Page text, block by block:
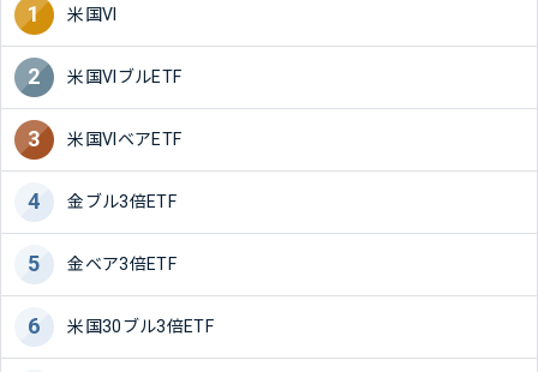
米国VI
米国VIブルETF
米国VIベアETF
金ブル3倍ETF
金ベア3倍ETF
米国30ブル3倍ETF